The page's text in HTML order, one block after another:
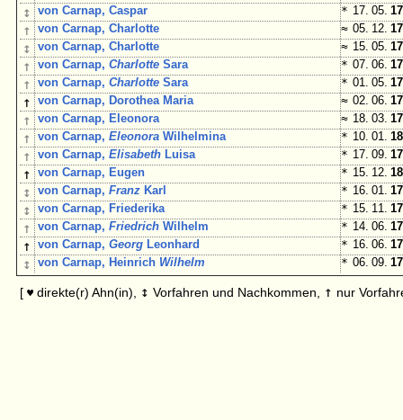
↕ von Carnap, Caspar * 17. 05.
↑ von Carnap, Charlotte ≈ 05. 12.
↕ von Carnap, Charlotte ≈ 15. 05.
↑ von Carnap,Charlotte Sara * 07. 06.
↑ von Carnap,Charlotte Sara * 01. 05.
↑ von Carnap, Dorothea Maria ≈ 02. 06.
↑ von Carnap, Eleonora ≈ 18. 03.
↑ von Carnap,Eleonora Wilhelmina * 10. 01.
↑ von Carnap,Elisabeth Luisa * 17. 09.
↑ von Carnap, Eugen * 15. 12.
↕ von Carnap,Franz Karl * 16. 01.
↕ von Carnap, Friederika * 15. 11.
↑ von Carnap,Friedrich Wilhelm * 14. 06.
↑ von Carnap,Georg Leonhard * 16. 06.
↕ von Carnap, Heinrich Wilhelm * 06. 09.
[ ♥ direkte(r) Ahn(in), ↕ Vorfahren und Nachkommen, ↑ nur